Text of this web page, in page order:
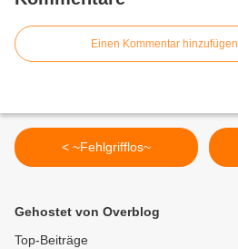
Einen Kommentar hinzufügen
< ~Fehlgrifflos~
Gehostet von Overblog
Top-Beiträge